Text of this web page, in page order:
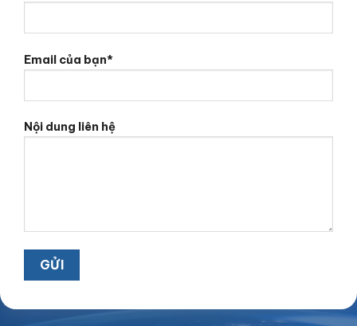
Email của bạn*
Nội dung liên hệ